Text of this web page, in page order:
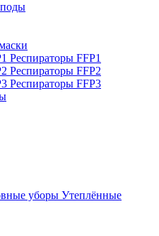
Респираторы FFP1
Респираторы FFP2
Респираторы FFP3
Утеплённые